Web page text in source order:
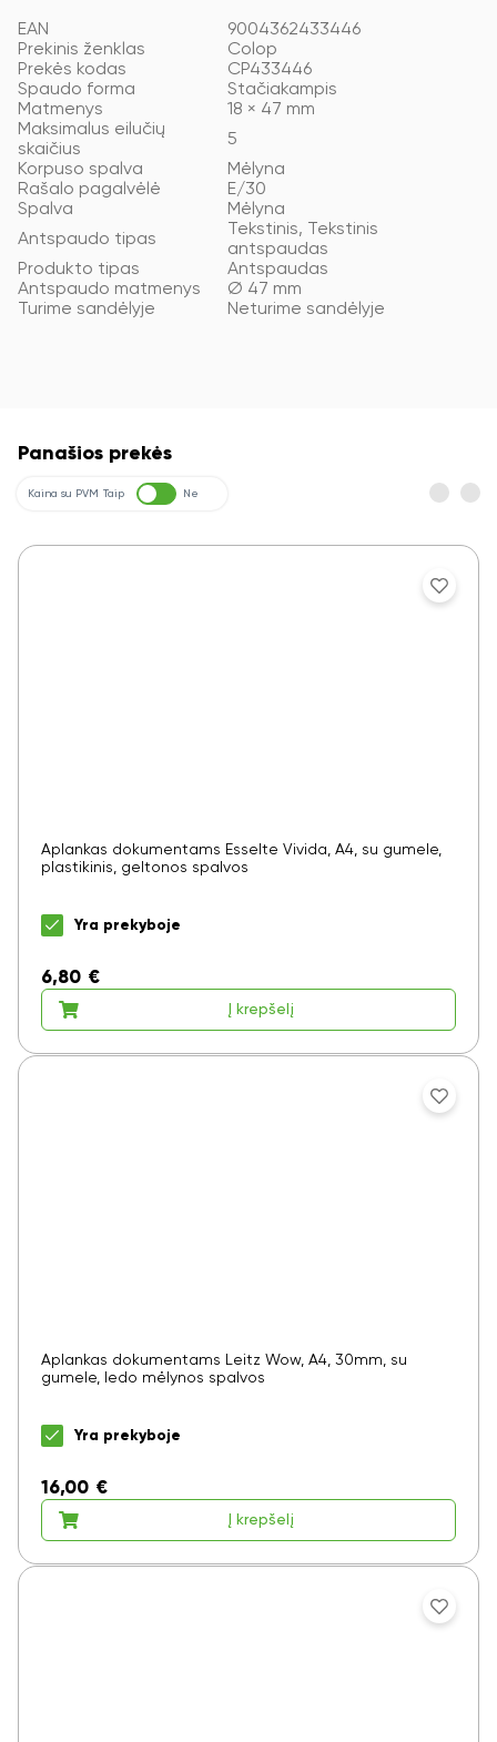
EAN
9004362433446
Prekinis ženklas
Colop
Prekės kodas
CP433446
Spaudo forma
Stačiakampis
Matmenys
18 × 47 mm
Maksimalus eilučių
skaičius
5
Korpuso spalva
Mėlyna
Rašalo pagalvėlė
E/30
Spalva
Mėlyna
Antspaudo tipas
Tekstinis, Tekstinis
antspaudas
Produkto tipas
Antspaudas
Antspaudo matmenys
Ø 47 mm
Turime sandėlyje
Neturime sandėlyje
Panašios prekės
Kaina su PVM Taip Ne
Aplankas dokumentams Esselte Vivida, A4, su gumele,
plastikinis, geltonos spalvos
Yra prekyboje
6,80 €
Į krepšelį
Aplankas dokumentams Leitz Wow, A4, 30mm, su
gumele, ledo mėlynos spalvos
Yra prekyboje
16,00 €
Į krepšelį